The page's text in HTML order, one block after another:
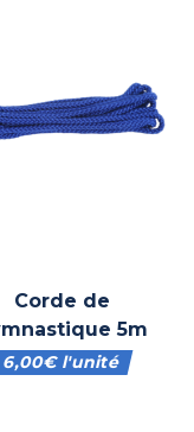
Corde de
5m
6,00€l'unité